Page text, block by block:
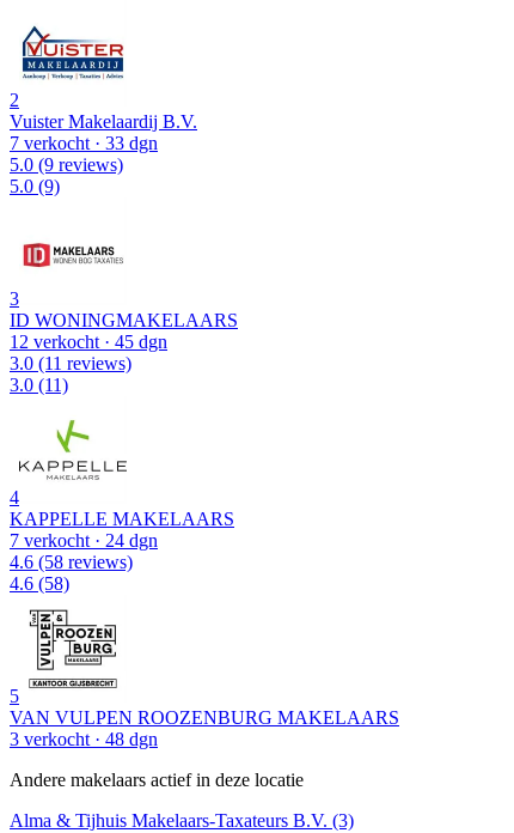
2
Vuister Makelaardij B.V.
7 verkocht · 33 dgn
5.0 (9 reviews)
5.0 (9)
3
ID WONINGMAKELAARS
12 verkocht · 45 dgn
3.0 (11 reviews)
3.0 (11)
4
KAPPELLE MAKELAARS
7 verkocht · 24 dgn
4.6 (58 reviews)
4.6 (58)
5
VAN VULPEN ROOZENBURG MAKELAARS
3 verkocht · 48 dgn
Andere makelaars actief in deze locatie
Alma & Tijhuis Makelaars-Taxateurs B.V. (3)